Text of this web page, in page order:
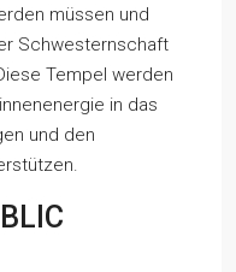
müssen und
Schwesternschaft
Tempel werden
in das
und den